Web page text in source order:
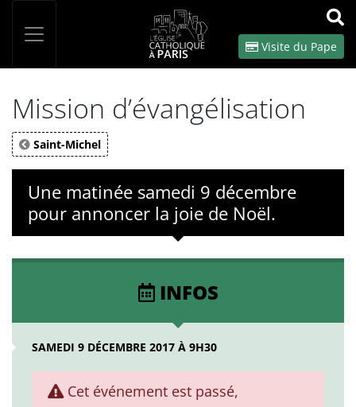
OK
Visite du Pape
Mission d’évangélisation
Saint-Michel
Une matinée samedi 9 décembre
pour annoncer la joie de Noël.
INFOS
SAMEDI 9 DÉCEMBRE 2017 À 9H30
Cet événement est passé,
Panneau de gestion des cookies